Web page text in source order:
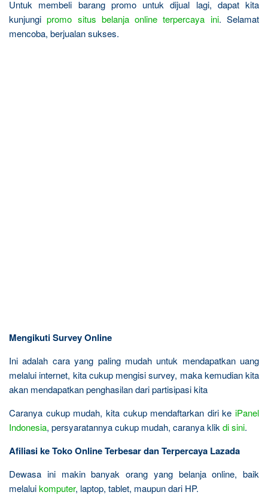
Untuk membeli barang promo untuk dijual lagi, dapat kita
kunjungipromo situs belanja online terpercaya ini. Selamat
mencoba, berjualan sukses.
Mengikuti Survey Online
Ini adalah cara yang paling mudah untuk mendapatkan uang
melalui internet, kita cukup mengisi survey, maka kemudian kita
akan mendapatkan penghasilan dari partisipasi kita
Caranya cukup mudah, kita cukup mendaftarkan diri ke iPanel
Indonesia, persyaratannya cukup mudah, caranya klik di sini.
Afiliasi ke Toko Online Terbesar dan Terpercaya Lazada
Dewasa ini makin banyak orang yang belanja online, baik
melaluikomputer, laptop, tablet, maupun dari HP.